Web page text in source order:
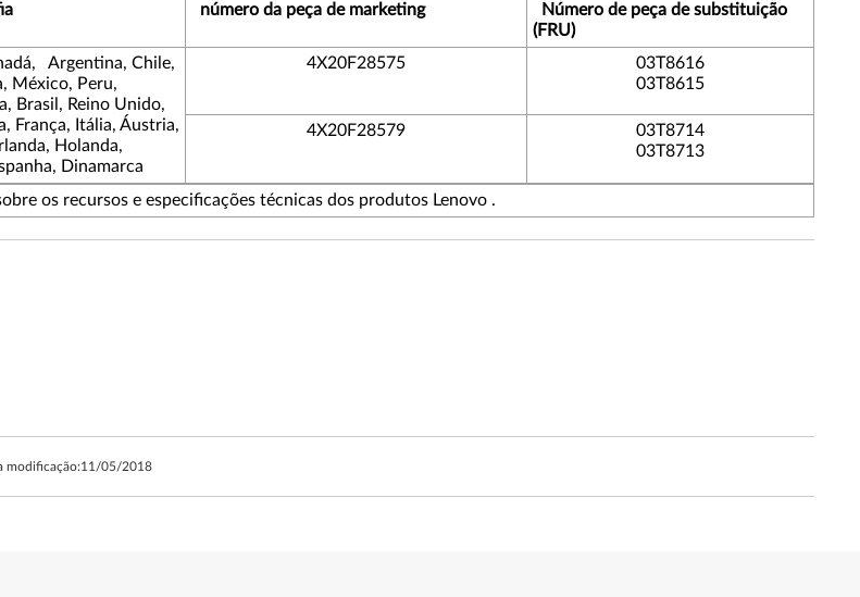
número da peça de marketing
Número de peça de substituição
(FRU)
Argentina, Chile,
México, Peru,
Brasil, Reino Unido,
França, Itália, Áustria,
Holanda,
Dinamarca
4X20F28575
03T8616
03T8615
4X20F28579
03T8714
03T8713
os recursos e especificações técnicas dos produtos Lenovo .
modificação:11/05/2018